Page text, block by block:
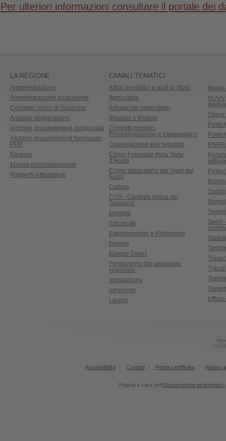
Per ulteriori informazioni consultare il portale dei
LA REGIONE
Amministrazione
Amministrazione trasparente
Comitato Unico di Garanzia
Archivio deliberazioni
Archivio provvedimenti dirigenziali
Archivio provvedimenti funzionari
PPR
Elezioni
Mappa Amministrazione
Rapporti istituzionali
CANALI TEMATICI
Affari legislativi e aiuti di Stato
Agricoltura
Artigianato valdostano
Bilancio e finanze
Contratti pubblici,
Programmazione e Osservatorio
Cooperazione allo sviluppo
Corpo Forestale della Valle
d'Aosta
Corpo Valdostano dei Vigili del
fuoco
Cultura
CUS - Centrale Unica del
Soccorso
Energia
Enti locali
Espropriazioni e Patrimonio
Europa
Europe Direct
Formazione del personale
regionale
Innovazione
Istruzione
Lavoro
degli
PNRR
Sanità
Sport
Accessibilità Contatti Posta certificata Aiutaci
Pagina a cura dell'Osservatorio economico